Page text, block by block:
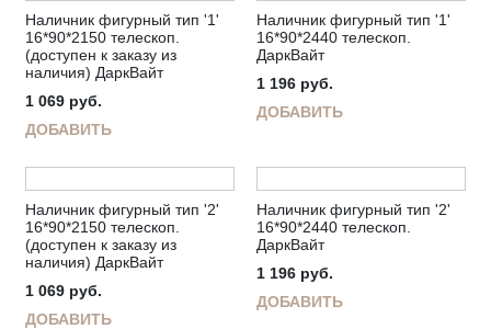
Наличник фигурный тип '1'
16*90*2150 телескоп.
(доступен к заказу из
наличия) ДаркВайт
1 069 руб.
ДОБАВИТЬ
Наличник фигурный тип '1'
16*90*2440 телескоп.
ДаркВайт
1 196 руб.
ДОБАВИТЬ
Наличник фигурный тип '2'
16*90*2150 телескоп.
(доступен к заказу из
наличия) ДаркВайт
1 069 руб.
ДОБАВИТЬ
Наличник фигурный тип '2'
16*90*2440 телескоп.
ДаркВайт
1 196 руб.
ДОБАВИТЬ